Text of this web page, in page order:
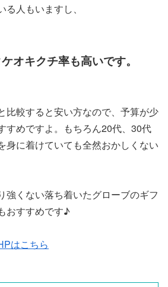
人もいますし、
オキクチ率も高いです。
比較すると安い方なので、予算が少
すめですよ。もちろん20代、30代
身に着けていても全然おかしくない
強くない落ち着いたグローブのギフ
おすすめです♪
はこちら